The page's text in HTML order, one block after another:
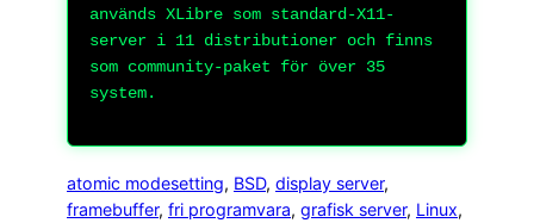
används XLibre som standard-X11-
server i 11 distributioner och finns
som community-paket för över 35
system.
atomic modesetting, BSD, display server
framebuffer, fri programvara, grafisk server, Linux